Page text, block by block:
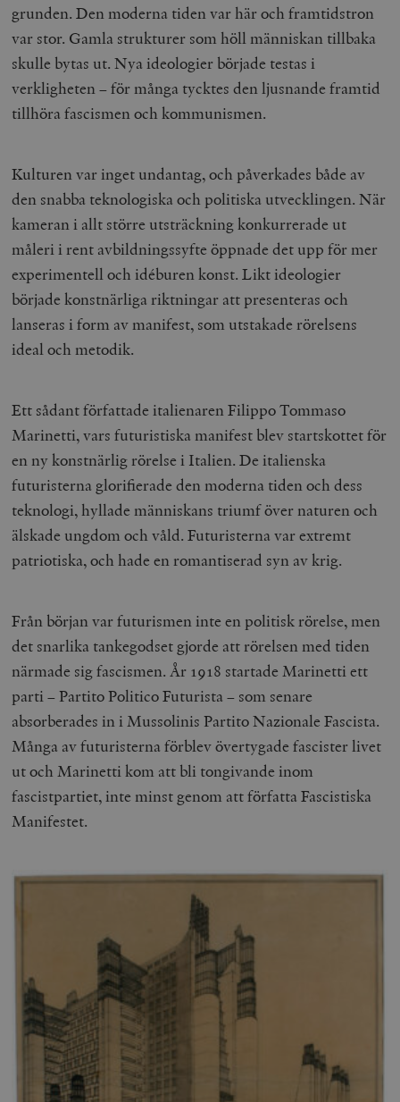
grunden. Den moderna tiden var här och framtidstron
var stor. Gamla strukturer som höll människan tillbaka
skulle bytas ut. Nya ideologier började testas i
verkligheten – för många tycktes den ljusnande framtid
tillhöra fascismen och kommunismen.
Kulturen var inget undantag, och påverkades både av
den snabba teknologiska och politiska utvecklingen. När
kameran i allt större utsträckning konkurrerade ut
måleri i rent avbildningssyfte öppnade det upp för mer
experimentell och idéburen konst. Likt ideologier
började konstnärliga riktningar att presenteras och
lanseras i form av manifest, som utstakade rörelsens
ideal och metodik.
Ett sådant författade italienaren Filippo Tommaso
Marinetti, vars futuristiska manifest blev startskottet för
en ny konstnärlig rörelse i Italien. De italienska
futuristerna glorifierade den moderna tiden och dess
teknologi, hyllade människans triumf över naturen och
älskade ungdom och våld. Futuristerna var extremt
patriotiska, och hade en romantiserad syn av krig.
Från början var futurismen inte en politisk rörelse, men
det snarlika tankegodset gjorde att rörelsen med tiden
närmade sig fascismen. År 1918 startade Marinetti ett
parti – Partito Politico Futurista – som senare
absorberades in i Mussolinis Partito Nazionale Fascista.
Många av futuristerna förblev övertygade fascister livet
ut och Marinetti kom att bli tongivande inom
fascistpartiet, inte minst genom att författa Fascistiska
Manifestet.